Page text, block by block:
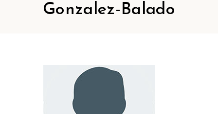
Gonzalez-Balado